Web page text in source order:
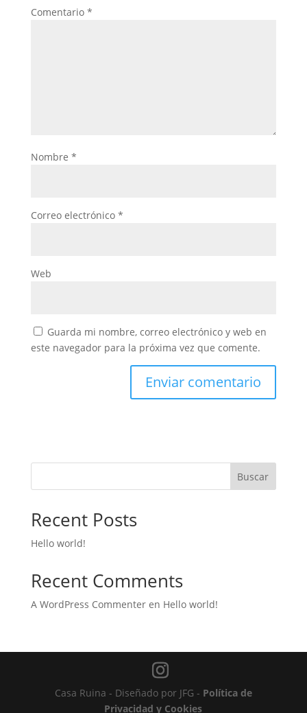
Comentario *
Nombre *
Correo electrónico *
Web
Guarda mi nombre, correo electrónico y web en
este navegador para la próxima vez que comente.
Buscar
Recent Posts
Hello world!
Recent Comments
A WordPress Commenteren Hello world!
Casa Ruina - Diseñado por JFG - Política de
Privacidad y Cookies